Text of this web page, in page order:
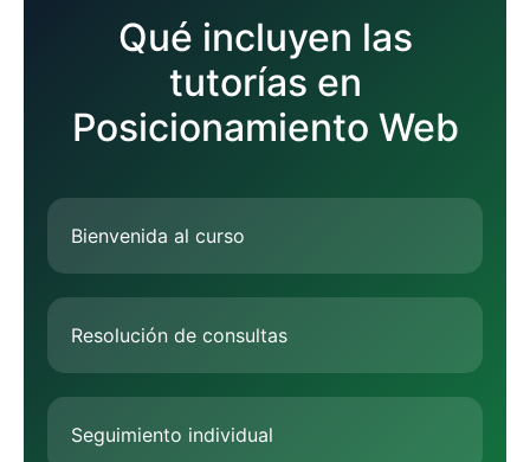
Qué incluyen las
tutorías en
Posicionamiento Web
Bienvenida al curso
Resolución de consultas
Seguimiento individual